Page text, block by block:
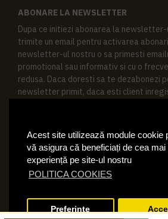
Acest site utilizează module cookie
vă asigura că beneficiați de cea mai
experiență pe site-ul nostru
POLITICA COOKIES
Preferinte
ABONARE LA NEWSLETTER
Dupa ce initiezi abonarea la
trimite un email pentru activarea
newsletter-ul nostru o sa primesti
promotional sau informativ si cu o
redusa. Daca doresti sa te dezabonezi
newsletter primit, daca esti client
speciala in contul tau in acest scop, si
contacta oricand pe email pentru orice
© 2019 Ktering.ro ,